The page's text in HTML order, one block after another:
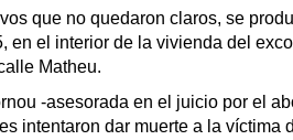
que no quedaron claros, se
en el interior de la vivienda del
Matheu.
-asesorada en el juicio por el
intentaron dar muerte a la víctima